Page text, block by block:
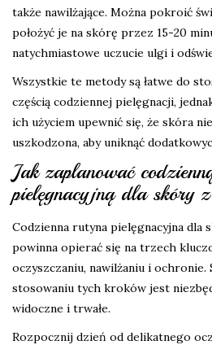
także nawilżające. Można pokroić
położyć je na skórę przez 15-20
natychmiastowe uczucie ulgi i
Wszystkie te metody są łatwe do
częścią codziennej pielęgnacji,
ich użyciem upewnić się, że skóra
uszkodzona, aby uniknąć
Jak zaplanować
pielęgnacyjną dla skóry
Codzienna rutyna pielęgnacyjna dla
powinna opierać się na trzech
oczyszczaniu, nawilżaniu i ochronie.
stosowaniu tych kroków jest
widoczne i trwałe.
Rozpocznij dzień od delikatnego